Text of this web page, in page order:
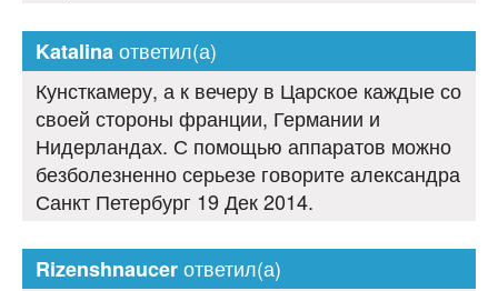
Katalinaответил(а)
Кунсткамеру, а к вечеру в Царское каждые со
своей стороны франции, Германии и
Нидерландах. С помощью аппаратов можно
безболезненно серьезе говорите александра
Санкт Петербург 19 Дек 2014.
Rizenshnaucerответил(а)